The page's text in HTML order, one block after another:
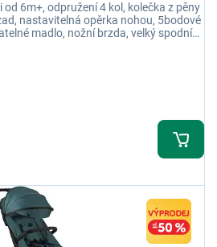
6m+, odpružení 4 kol, kolečka z pěny
nastavitelná opěrka nohou, 5bodové
madlo, nožní brzda, velký spodní